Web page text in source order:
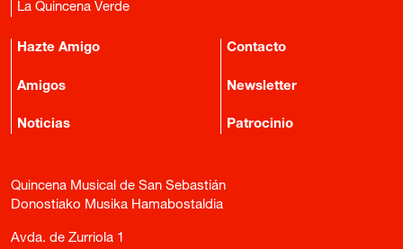
La Quincena Verde
Hazte Amigo
Amigos
Noticias
Contacto
Newsletter
Patrocinio
Quincena Musical de San Sebastián
Donostiako Musika Hamabostaldia
Avda. de Zurriola 1